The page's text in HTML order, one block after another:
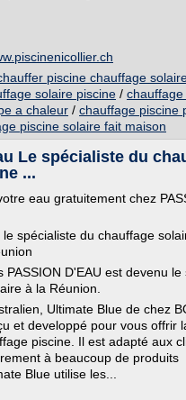
piscine chauffage
solaire piscine /
a chaleur / chauffage piscine
piscine solaire fait maison
Le spécialiste du
...
eau gratuitement chez
le spécialiste du chauffage
PASSION D'EAU est devenu le
à la Réunion.
Ultimate Blue de chez
et developpé pour vous offrir
piscine. Il est adapté aux
à beaucoup de produits
Blue utilise les...